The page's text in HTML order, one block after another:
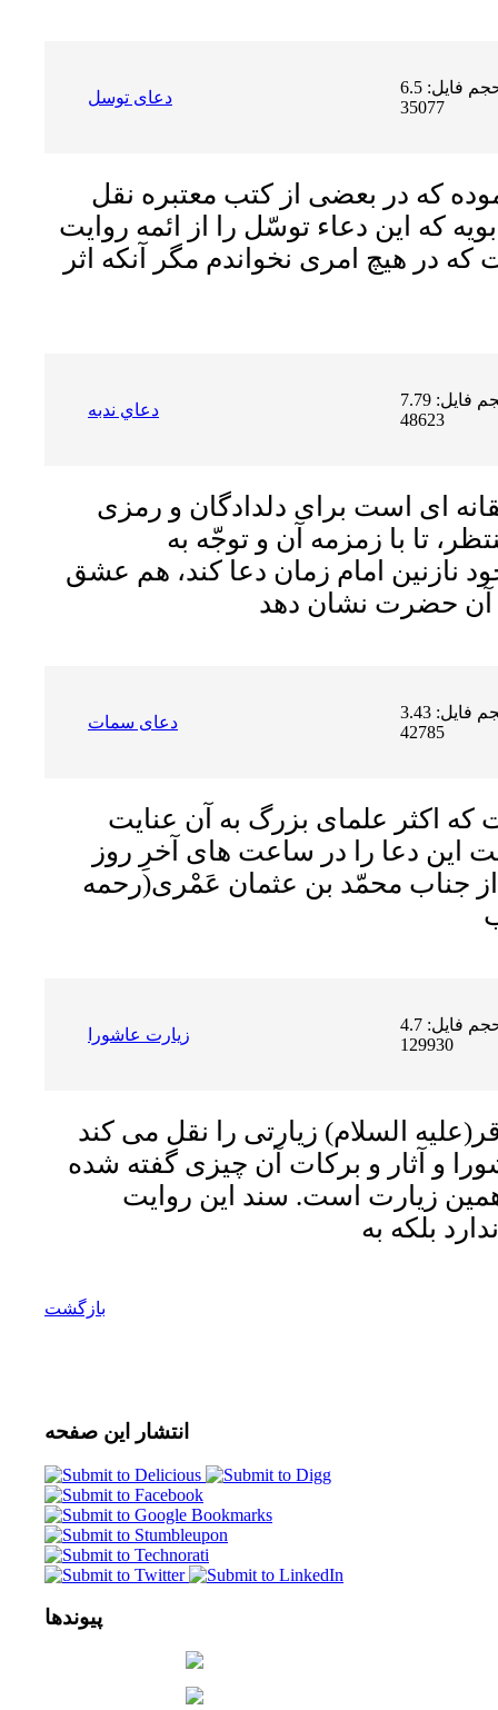
دعاى توسل
حجم فایل: 6.5 MB | دریافت ها:
35077
كه در بعضى از كتب معتبره نقل
كه اين دعاء توسّل را از ائمه روايت
در هيچ امرى نخواندم مگر آنكه اثر
دعاي ندبه
حجم فایل: 7.79 MB | دریافت ها:
48623
اى است براى دلدادگان و رمزى
تا با زمزمه آن و توجّه به
نازنین امام زمان دعا کند، هم عشق
دعای سمات
حجم فایل: 3.43 MB | دریافت ها:
42785
اکثر علماى بزرگ به آن عنایت
این دعا را در ساعت هاى آخرِ روز
از جناب محمّد بن عثمان عَمْرى(رحمه
زيارت عاشورا
حجم فایل: 4.7 MB | دریافت ها:
129930
السلام) زیارتى را نقل مى کند
و آثار و برکات آن چیزى گفته شده
زیارت است. سند این روایت
بازگشت
انتشار این صفحه
پیوندها